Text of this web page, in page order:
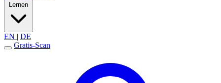
Lernen
EN | DE
Gratis-Scan